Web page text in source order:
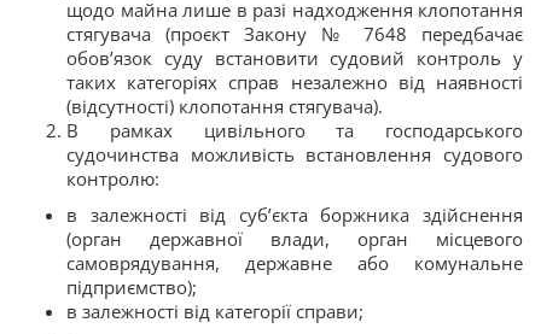
щодо майна лише в разі надходження клопотання
стягувача (проєкт Закону № 7648 передбачає
обов’язок суду встановити судовий контроль у
таких категоріях справ незалежно від наявності
(відсутності) клопотання стягувача).
В рамках цивільного та господарського
судочинства можливість встановлення судового
контролю:
в залежності від суб’єкта боржника здійснення
(орган державної влади, орган місцевого
самоврядування, державне або комунальне
підприємство);
в залежності від категорії справи;